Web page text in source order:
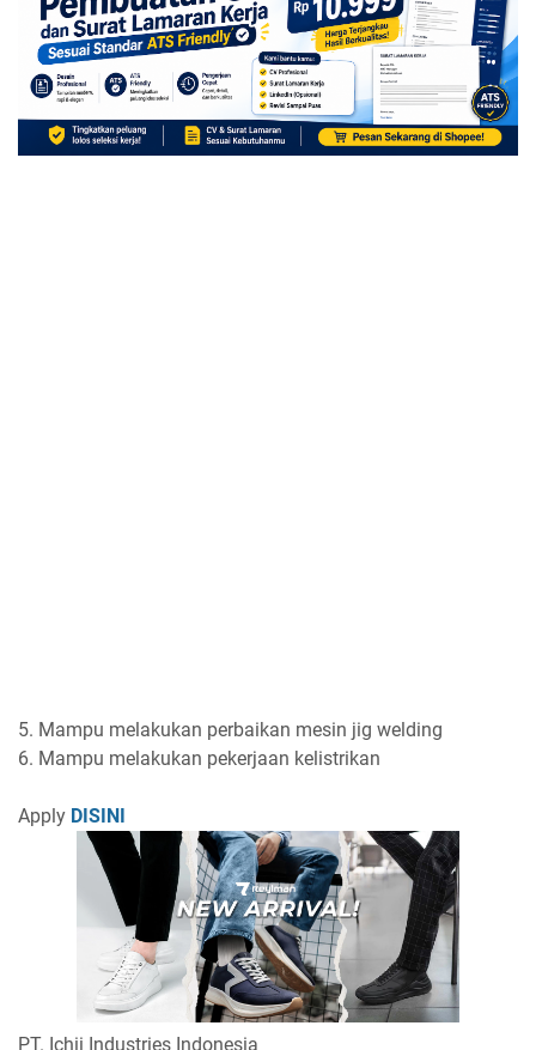
5. Mampu melakukan perbaikan mesin jig welding
6. Mampu melakukan pekerjaan kelistrikan
Apply DISINI
PT. Ichii Industries Indonesia